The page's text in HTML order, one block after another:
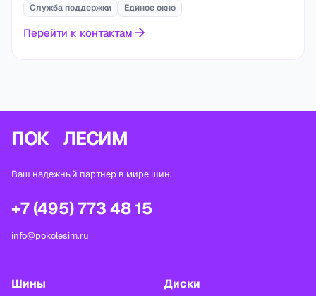
Служба поддержки Единое окно
Перейти к контактам
ПОК ЛЕСИМ
Ваш надежный партнер в мире шин.
+7 (495) 773 48 15
info@pokolesim.ru
Шины Диски